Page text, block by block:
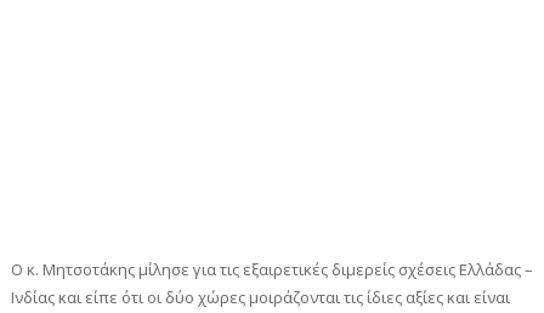
Ο κ. Μητσοτάκης μίλησε για τις εξαιρετικές διμερείς σχέσεις Ελλάδας –
Ινδίας και είπε ότι οι δύο χώρες μοιράζονται τις ίδιες αξίες και είναι